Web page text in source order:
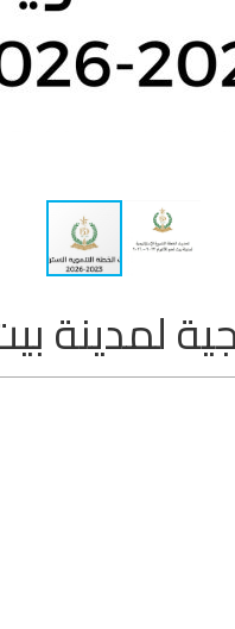
بيت لحم